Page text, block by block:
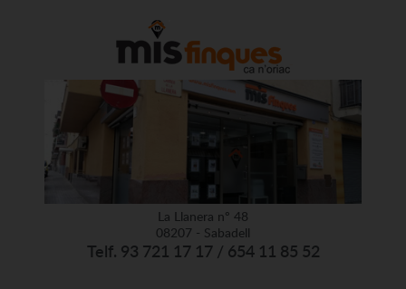
La Llanera nº 48
08207 - Sabadell
Telf. 93 721 17 17 / 654 11 85 52